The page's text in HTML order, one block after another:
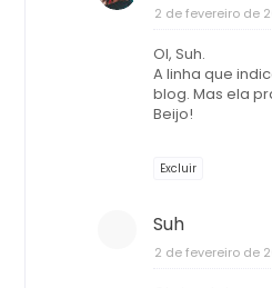
2 de fevereiro de
OI, Suh.
A linha que
blog. Mas ela
Beijo!
Excluir
Suh
2 de fevereiro de